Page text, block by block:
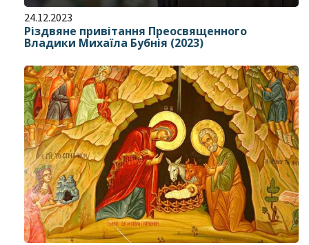
24.12.2023
Різдвяне привітання Преосвященного
Владики Михаїла Бубнія (2023)